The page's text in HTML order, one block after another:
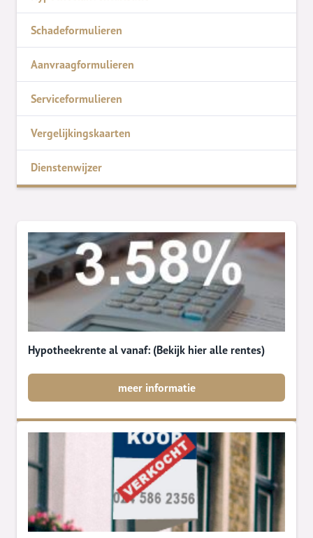
Schadeformulieren
Aanvraagformulieren
Serviceformulieren
Vergelijkingskaarten
Dienstenwijzer
Hypotheekrente al vanaf: (Bekijk hier alle rentes)
meer informatie